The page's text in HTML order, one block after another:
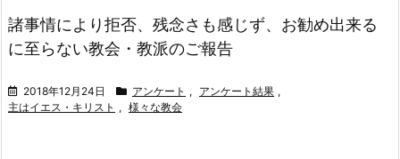
諸事情により拒否、残念さも感じず、お勧め出来る
に至らない教会・教派のご報告
2018年12月24日 アンケート , アンケート結果 ,
主はイエス・キリスト , 様々な教会